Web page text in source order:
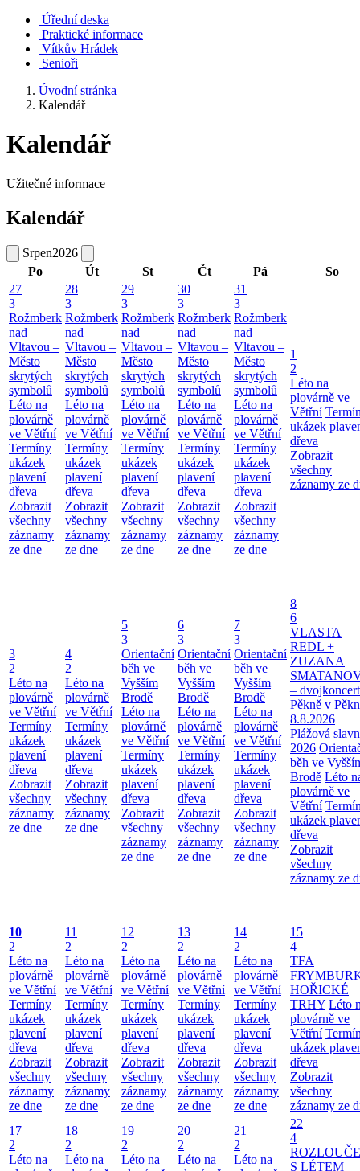
Úřední deska
Praktické informace
Vítkův Hrádek
Senioři
Úvodní stránka
Kalendář
Kalendář
Užitečné informace
Kalendář
Srpen2026
Po
Út St Čt Pá
So
27
3
Rožmberk
nad
Vltavou –
Město
skrytých
symbolů
Léto na
plovárně
ve Větřní
Termíny
ukázek
plavení
dřeva
Zobrazit
všechny
záznamy
ze dne
28
3
Rožmberk
nad
Vltavou –
Město
skrytých
symbolů
Léto na
plovárně
ve Větřní
Termíny
ukázek
plavení
dřeva
Zobrazit
všechny
záznamy
ze dne
29
3
Rožmberk
nad
Vltavou –
Město
skrytých
symbolů
Léto na
plovárně
ve Větřní
Termíny
ukázek
plavení
dřeva
Zobrazit
všechny
záznamy
ze dne
30
3
Rožmberk
nad
Vltavou –
Město
skrytých
symbolů
Léto na
plovárně
ve Větřní
Termíny
ukázek
plavení
dřeva
Zobrazit
všechny
záznamy
ze dne
31
3
Rožmberk
nad
Vltavou –
Město
skrytých
symbolů
Léto na
plovárně
ve Větřní
Termíny
ukázek
plavení
dřeva
Zobrazit
všechny
záznamy
ze dne
1
2
Léto na
plovárně ve
Větřní
ukázek
dřeva
Zobrazit
všechny
záznamy ze
3
2
Léto na
plovárně
ve Větřní
Termíny
ukázek
plavení
dřeva
Zobrazit
všechny
záznamy
ze dne
4
2
Léto na
plovárně
ve Větřní
Termíny
ukázek
plavení
dřeva
Zobrazit
všechny
záznamy
ze dne
5
3
Orientační
běh ve
Vyšším
Brodě
Léto na
plovárně
ve Větřní
Termíny
ukázek
plavení
dřeva
Zobrazit
všechny
záznamy
ze dne
6
3
Orientační
běh ve
Vyšším
Brodě
Léto na
plovárně
ve Větřní
Termíny
ukázek
plavení
dřeva
Zobrazit
všechny
záznamy
ze dne
7
3
Orientační
běh ve
Vyšším
Brodě
Léto na
plovárně
ve Větřní
Termíny
ukázek
plavení
dřeva
Zobrazit
všechny
záznamy
ze dne
8
6
VLASTA
REDL +
ZUZANA
– dvojkoncert
Pěkně v
8.8.2026
Plážová
2026
běh ve
Brodě Léto
plovárně ve
Větřní
ukázek
dřeva
Zobrazit
všechny
záznamy ze
10
2
Léto na
plovárně
ve Větřní
Termíny
ukázek
plavení
dřeva
Zobrazit
všechny
záznamy
ze dne
11
2
Léto na
plovárně
ve Větřní
Termíny
ukázek
plavení
dřeva
Zobrazit
všechny
záznamy
ze dne
12
2
Léto na
plovárně
ve Větřní
Termíny
ukázek
plavení
dřeva
Zobrazit
všechny
záznamy
ze dne
13
2
Léto na
plovárně
ve Větřní
Termíny
ukázek
plavení
dřeva
Zobrazit
všechny
záznamy
ze dne
14
2
Léto na
plovárně
ve Větřní
Termíny
ukázek
plavení
dřeva
Zobrazit
všechny
záznamy
ze dne
15
4
TFA
HOŘICKÉ
TRHY Léto
plovárně ve
Větřní
ukázek
dřeva
Zobrazit
všechny
záznamy ze
17
2
Léto na
18
2
Léto na
19
2
Léto na
20
2
Léto na
21
2
Léto na
22
4
S LÉTEM